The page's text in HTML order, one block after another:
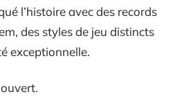
l’histoire avec des records
des styles de jeu distincts
exceptionnelle.